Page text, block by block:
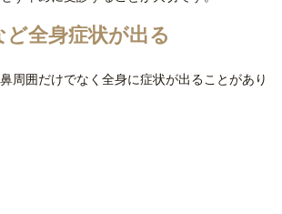
全身症状が出る
周囲だけでなく全身に症状が出ることがあり